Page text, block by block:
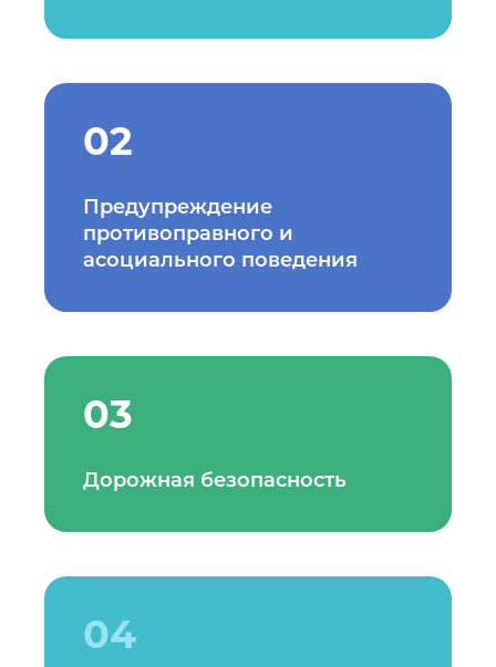
02
Предупреждение
противоправного и
асоциального поведения
03
Дорожная безопасность
04